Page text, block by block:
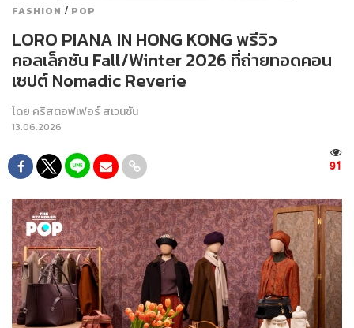
FASHION / POP
LORO PIANA IN HONG KONG พรีวิว
คอลเล็กชัน Fall/Winter 2026 ที่ถ่ายทอดคอน
เซปต์ Nomadic Reverie
โดย คริสตอฟเฟอร์ สเวนซัน
13.06.2026
91